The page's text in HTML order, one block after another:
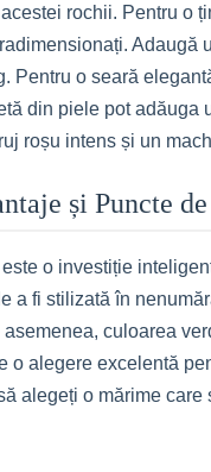
rochii. Pentru o
Pentru o seară
din piele pot
roșu intens și un
și Puncte
o investiție
a fi stilizată în
culoarea
o alegere excelentă
alegeți o mărime